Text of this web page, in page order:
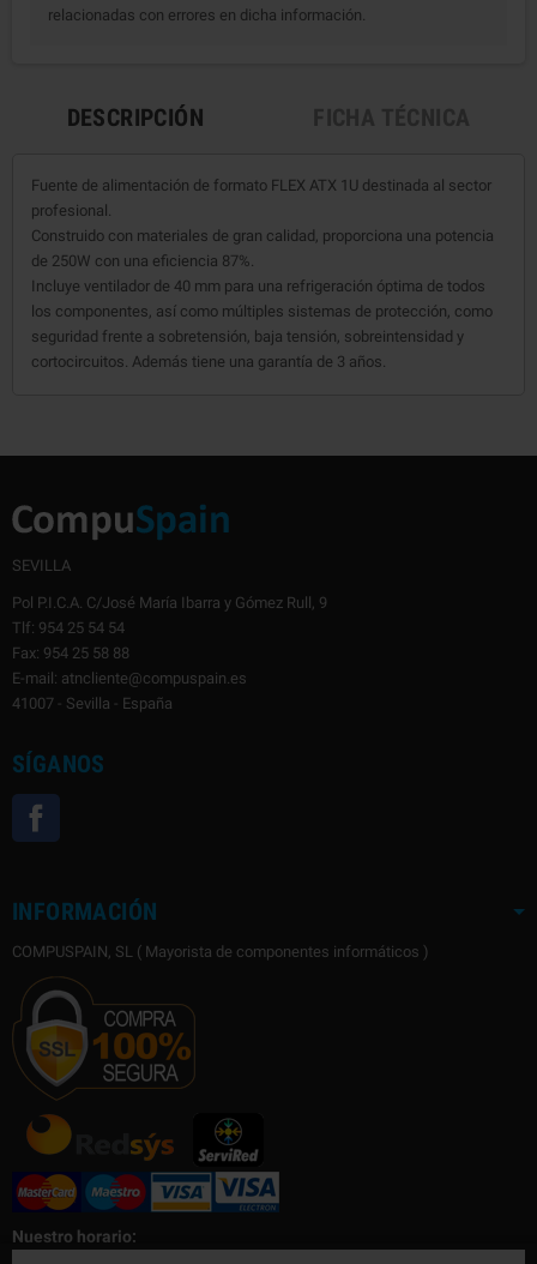
relacionadas con errores en dicha información.
DESCRIPCIÓN
Fuente de alimentación de formato FLEX ATX 1U destinada al sector
profesional.
Construido con materiales de gran calidad, proporciona una potencia
de 250W con una eficiencia 87%.
Incluye ventilador de 40 mm para una refrigeración óptima de todos
los componentes, así como múltiples sistemas de protección, como
seguridad frente a sobretensión, baja tensión, sobreintensidad y
cortocircuitos. Además tiene una garantía de 3 años.
SEVILLA
Pol P.I.C.A. C/José María Ibarra y Gómez Rull, 9
Tlf: 954 25 54 54
Fax: 954 25 58 88
E-mail: atncliente@compuspain.es
41007 - Sevilla - España
SÍGANOS
INFORMACIÓN
COMPUSPAIN, SL ( Mayorista de componentes informáticos )
Nuestro horario: